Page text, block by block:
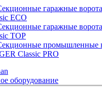
гаражные
ECO
гаражные
TOP
промышленные
Classic PRO
оборудование